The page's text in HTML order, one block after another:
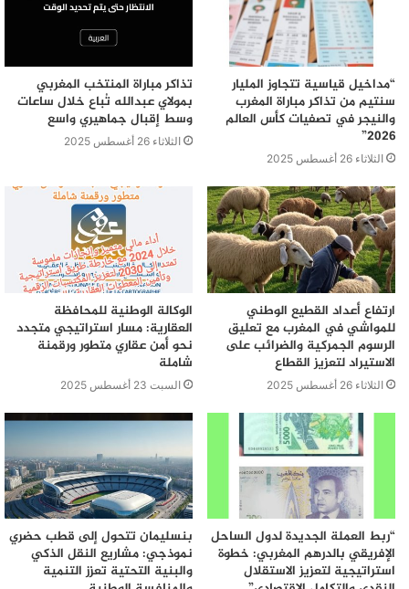
“مداخيل قياسية تتجاوز المليار
سنتيم من تذاكر مباراة المغرب
والنيجر في تصفيات كأس العالم
2026”
الثلاثاء 26 أغسطس 2025
تذاكر مباراة المنتخب المغربي
بمولاي عبدالله تُباع خلال ساعات
وسط إقبال جماهيري واسع
الثلاثاء 26 أغسطس 2025
ارتفاع أعداد القطيع الوطني
للمواشي في المغرب مع تعليق
الرسوم الجمركية والضرائب على
الاستيراد لتعزيز القطاع
الثلاثاء 26 أغسطس 2025
الوكالة الوطنية للمحافظة
العقارية: مسار استراتيجي متجدد
نحو أمن عقاري متطور ورقمنة
شاملة
السبت 23 أغسطس 2025
“ربط العملة الجديدة لدول الساحل
الإفريقي بالدرهم المغربي: خطوة
استراتيجية لتعزيز الاستقلال
بنسليمان تتحول إلى قطب حضري
نموذجي: مشاريع النقل الذكي
والبنية التحتية تعزز التنمية